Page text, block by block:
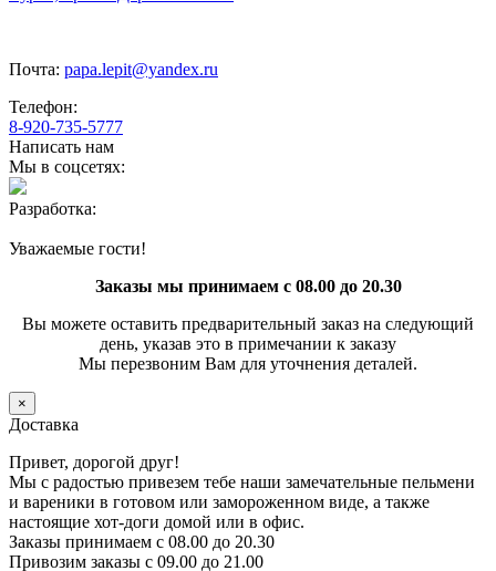
Почта: papa.lepit@yandex.ru
Телефон:
8-920-735-5777
Написать нам
Мы в соцсетях:
Разработка:
Уважаемые гости!
Заказы мы принимаем с 08.00 до 20.30
Вы можете оставить предварительный заказ на следующий
день, указав это в примечании к заказу
Мы перезвоним Вам для уточнения деталей.
×
Доставка
Привет, дорогой друг!
Мы с радостью привезем тебе наши замечательные пельмени
и вареники в готовом или замороженном виде, а также
настоящие хот-доги домой или в офис.
Заказы принимаем с 08.00 до 20.30
Привозим заказы с 09.00 до 21.00